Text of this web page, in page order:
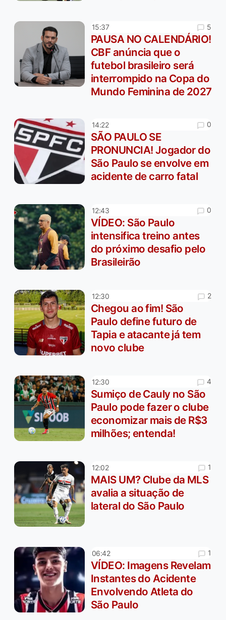
15:37 5
PAUSA NO CALENDÁRIO!
CBF anúncia que o
futebol brasileiro será
interrompido na Copa do
Mundo Feminina de 2027
14:22 0
SÃO PAULO SE
PRONUNCIA! Jogador do
São Paulo se envolve em
acidente de carro fatal
12:43 0
VÍDEO: São Paulo
intensifica treino antes
do próximo desafio pelo
Brasileirão
12:30 2
Chegou ao fim! São
Paulo define futuro de
Tapia e atacante já tem
novo clube
12:30 4
Sumiço de Cauly no São
Paulo pode fazer o clube
economizar mais de R$3
milhões; entenda!
12:02 1
MAIS UM? Clube da MLS
avalia a situação de
lateral do São Paulo
06:42 1
VÍDEO: Imagens Revelam
Instantes do Acidente
Envolvendo Atleta do
São Paulo